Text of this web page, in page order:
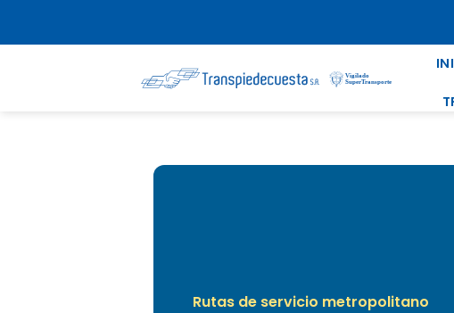
Rutas de servicio metropolitano